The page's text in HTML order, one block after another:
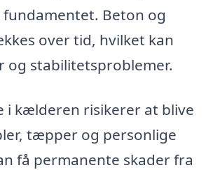
Beton og
over tid, hvilket kan
og stabilitetsproblemer.
i kælderen risikerer at blive
tæpper og personlige
få permanente skader fra